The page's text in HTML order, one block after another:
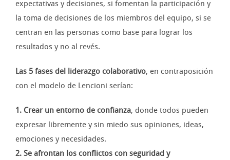
expectativas y decisiones, si fomentan la participación y
la toma de decisiones de los miembros del equipo, si se
centran en las personas como base para lograr los
resultados y no al revés.
Las 5 fases del liderazgo colaborativo, en contraposición
con el modelo de Lencioni serían:
1. Crear un entorno de confianza, donde todos pueden
expresar libremente y sin miedo sus opiniones, ideas,
emociones y necesidades.
2. Se afrontan los conflictos con seguridad y